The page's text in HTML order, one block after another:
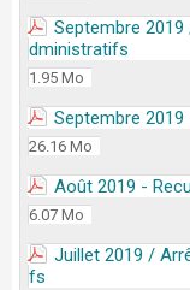
Septembre
dministratifs
1.95 Mo
Septembre
26.16 Mo
Août 2019 -
6.07 Mo
Juillet 2019 /
fs